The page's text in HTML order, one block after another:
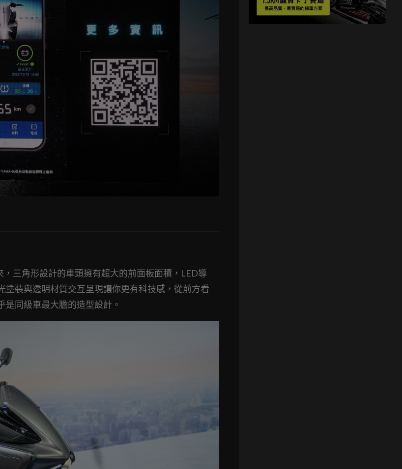
三角形設計的車頭擁有超大的前面板面積，LED導
裝與透明材質交互呈現讓你更有科技感，從前方看
同級車最大膽的造型設計。